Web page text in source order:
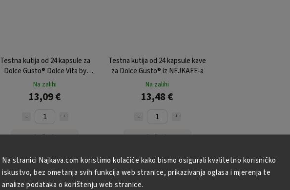
Na stranici Najkava.com koristimo kolačiće kako bismo osigurali kvalitetno korisničko
iskustvo, bez ometanja svih funkcija web stranice, prikazivanja oglasa i mjerenja te
analize podataka o korištenju web stranice.
Testna kutija od 24 kapsule za
Dolce Gusto® Dolce Vita by
NEJKAFE
Na zalihi
13,09 €
U košaricu
Testna kutija od 24 kapsule kave
za Dolce Gusto® iz NEJKAFE-a
Na zalihi
13,48 €
U košaricu